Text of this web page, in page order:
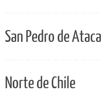
San Pedro de
Norte de Chile